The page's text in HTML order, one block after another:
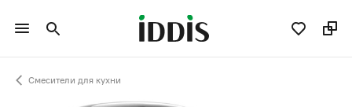
Смесители для кухни